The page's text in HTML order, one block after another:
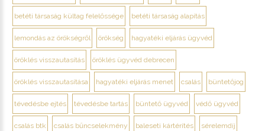
betéti társaság kültag felelőssége betéti társaság alapítás
lemondás az örökségről örökség hagyatéki eljárás ügyvéd
öröklés visszautasítás öröklés ügyvéd debrecen
öröklés visszautasítása hagyatéki eljárás menet csalás büntetőjog
tévedésbe ejtés tévedésbe tartás büntető ügyvéd védő ügyvéd
csalás btk csalás bűncselekmény baleseti kártérítés sérelemdíj